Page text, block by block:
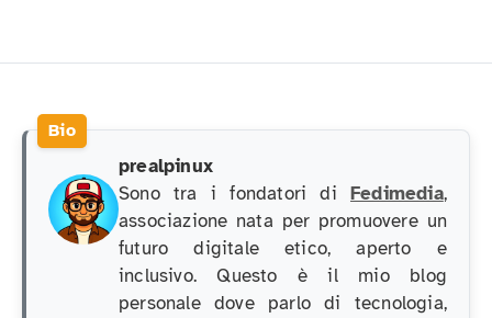
prealpinux
Sono tra i fondatori di Fedimedia,
associazione nata per promuovere un
futuro digitale etico, aperto e
inclusivo. Questo è il mio blog
personale dove parlo di tecnologia,